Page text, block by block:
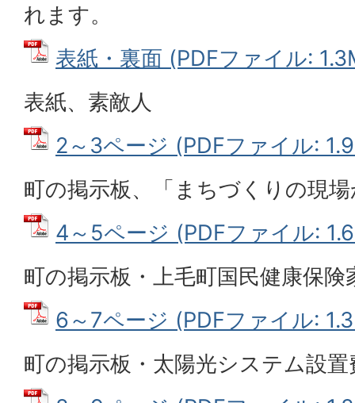
れます。
表紙・裏面 (PDFファイル:
表紙、素敵人
2～3ページ (PDFファイル:
町の掲示板、「まちづくりの現
4～5ページ (PDFファイル:
町の掲示板・上毛町国民健康保険
6～7ページ (PDFファイル:
町の掲示板・太陽光システム設